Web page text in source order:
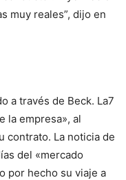
muy reales”, dijo en
a través de Beck. La7
la empresa», al
contrato. La noticia de
del «mercado
por hecho su viaje a